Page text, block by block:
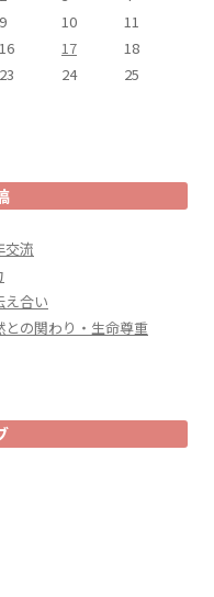
9 10
11
16 17
18
23 24
25
流
合い
の関わり・生命尊重